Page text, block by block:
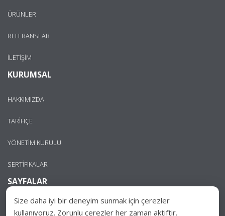
ÜRÜNLER
REFERANSLAR
İLETİŞİM
KURUMSAL
HAKKIMIZDA
TARİHÇE
YÖNETİM KURULU
SERTİFİKALAR
SAYFALAR
GİZLİLİK POLİTİKASI
Size daha iyi bir deneyim sunmak için çerezler
kullanıyoruz. Zorunlu çerezler her zaman aktiftir.